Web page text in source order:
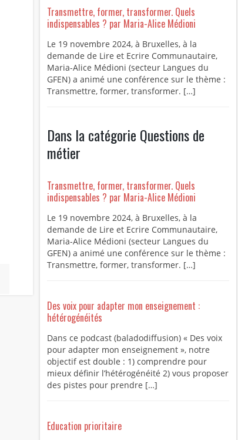
Transmettre, former, transformer. Quels
indispensables ? par Maria-Alice Médioni
Le 19 novembre 2024, à Bruxelles, à la
demande de Lire et Ecrire Communautaire,
Maria-Alice Médioni (secteur Langues du
GFEN) a animé une conférence sur le thème :
Transmettre, former, transformer. […]
Dans la catégorie Questions de
métier
Transmettre, former, transformer. Quels
indispensables ? par Maria-Alice Médioni
Le 19 novembre 2024, à Bruxelles, à la
demande de Lire et Ecrire Communautaire,
Maria-Alice Médioni (secteur Langues du
GFEN) a animé une conférence sur le thème :
Transmettre, former, transformer. […]
Des voix pour adapter mon enseignement :
hétérogénéités
Dans ce podcast (baladodiffusion) « Des voix
pour adapter mon enseignement », notre
objectif est double : 1) comprendre pour
mieux définir l’hétérogénéité 2) vous proposer
des pistes pour prendre […]
Education prioritaire